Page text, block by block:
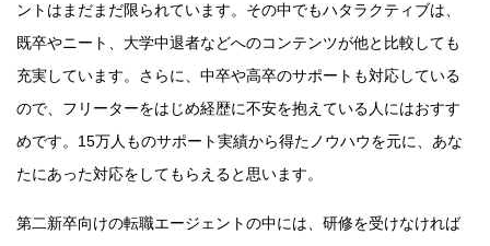
ントはまだまだ限られています。その中でもハタラクティブは、
既卒やニート、大学中退者などへのコンテンツが他と比較しても
充実しています。さらに、中卒や高卒のサポートも対応している
ので、フリーターをはじめ経歴に不安を抱えている人にはおすす
めです。15万人ものサポート実績から得たノウハウを元に、あな
たにあった対応をしてもらえると思います。
第二新卒向けの転職エージェントの中には、研修を受けなければ